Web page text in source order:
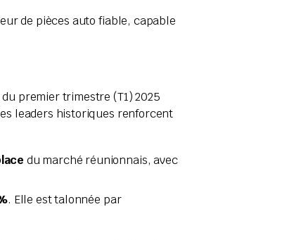
de pièces auto fiable, capable
premier trimestre (T1) 2025
leaders historiques renforcent
du marché réunionnais, avec
. Elle est talonnée par